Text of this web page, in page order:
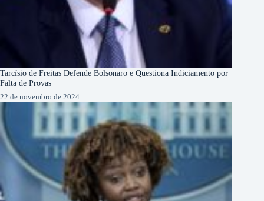
Tarcísio de Freitas Defende Bolsonaro e Questiona Indiciamento por
Falta de Provas
22 de novembro de 2024